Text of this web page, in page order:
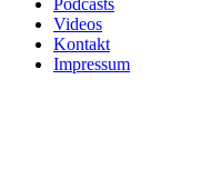
Videos
Kontakt
Impressum